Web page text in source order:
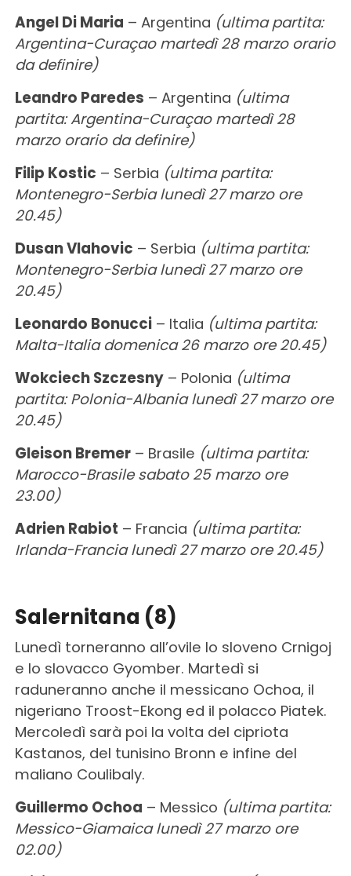
Angel Di Maria – Argentina (ultima partita:
Argentina-Curaçao martedì 28 marzo orario
da definire)
Leandro Paredes – Argentina (ultima
partita: Argentina-Curaçao martedì 28
marzo orario da definire)
Filip Kostic – Serbia (ultima partita:
Montenegro-Serbia lunedì 27 marzo ore
20.45)
Dusan Vlahovic – Serbia (ultima partita:
Montenegro-Serbia lunedì 27 marzo ore
20.45)
Leonardo Bonucci– Italia (ultima partita:
Malta-Italia domenica 26 marzo ore 20.45)
Wokciech Szczesny– Polonia (ultima
partita: Polonia-Albania lunedì 27 marzo ore
20.45)
Gleison Bremer– Brasile (ultima partita:
Marocco-Brasile sabato 25 marzo ore
23.00)
Adrien Rabiot – Francia (ultima partita:
Irlanda-Francia lunedì 27 marzo ore 20.45)
Salernitana (8)
Lunedì torneranno all’ovile lo sloveno Crnigoj
e lo slovacco Gyomber. Martedì si
raduneranno anche il messicano Ochoa, il
nigeriano Troost-Ekong ed il polacco Piatek.
Mercoledì sarà poi la volta del cipriota
Kastanos, del tunisino Bronn e infine del
maliano Coulibaly.
Guillermo Ochoa – Messico (ultima partita:
Messico-Giamaica lunedì 27 marzo ore
02.00)